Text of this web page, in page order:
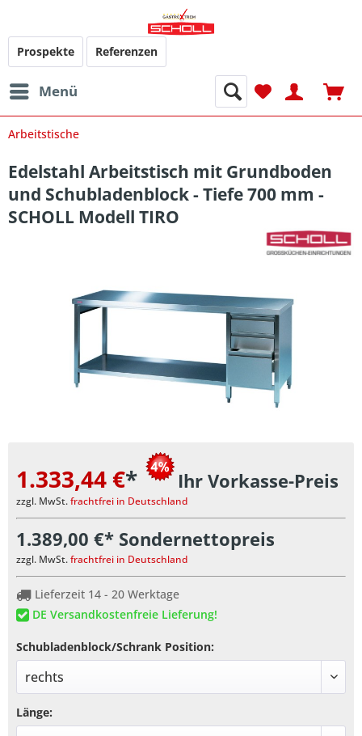
Prospekte Referenzen
Menü
Arbeitstische
Edelstahl Arbeitstisch mit Grundboden
und Schubladenblock - Tiefe 700 mm -
SCHOLL Modell TIRO
1.333,44 €* Ihr Vorkasse-Preis
zzgl. MwSt.frachtfrei in Deutschland
1.389,00 €* Sondernettopreis
zzgl. MwSt.frachtfrei in Deutschland
Lieferzeit 14 - 20 Werktage
DE Versandkostenfreie Lieferung!
Schubladenblock/Schrank Position:
Länge: